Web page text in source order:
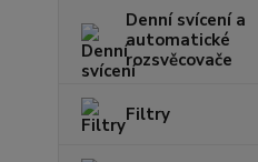
Denní svícení a
automatické
rozsvěcovače
Filtry